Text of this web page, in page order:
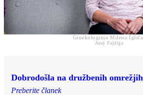
Ginekologinja Milena
Anej Fajdiga
Dobrodošla na družbenih
Preberite članek